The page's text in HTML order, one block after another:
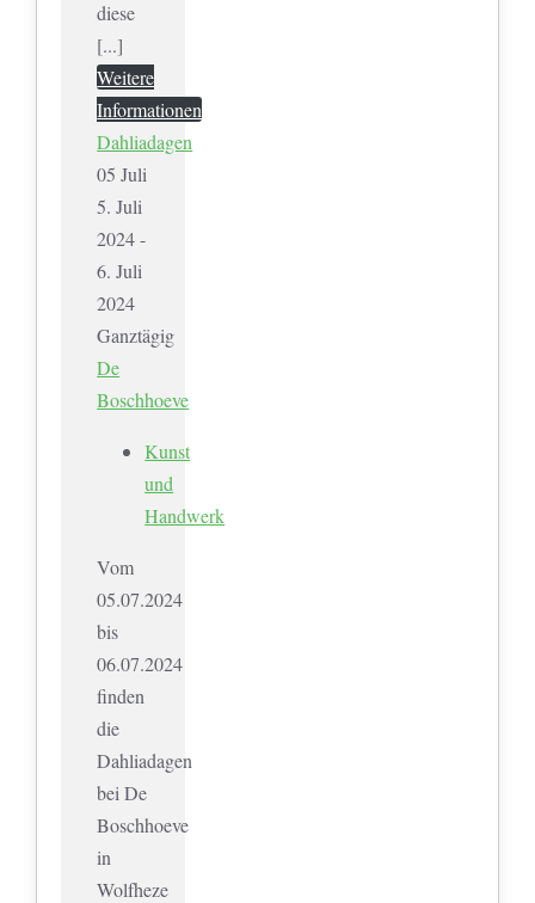
diese
[...]
Weitere
Informationen
Dahliadagen
05 Juli
5. Juli
2024 -
6. Juli
2024
Ganztägig
De
Boschhoeve
Kunst
und
Handwerk
Vom
05.07.2024
bis
06.07.2024
finden
die
Dahliadagen
bei De
Boschhoeve
in
Wolfheze